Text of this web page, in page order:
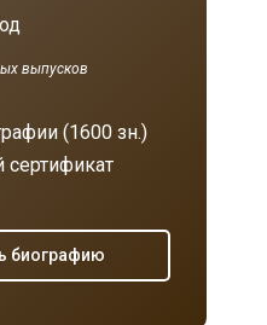
выпусков
(1600 зн.)
биографию